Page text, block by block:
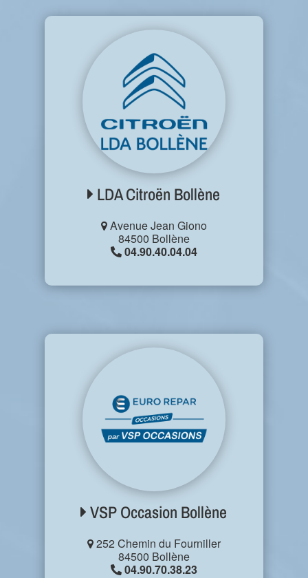
LDA Citroën Bollène
Avenue Jean Giono
84500 Bollène
04.90.40.04.04
VSP Occasion Bollène
252 Chemin du Fourniller
84500 Bollène
04.90.70.38.23